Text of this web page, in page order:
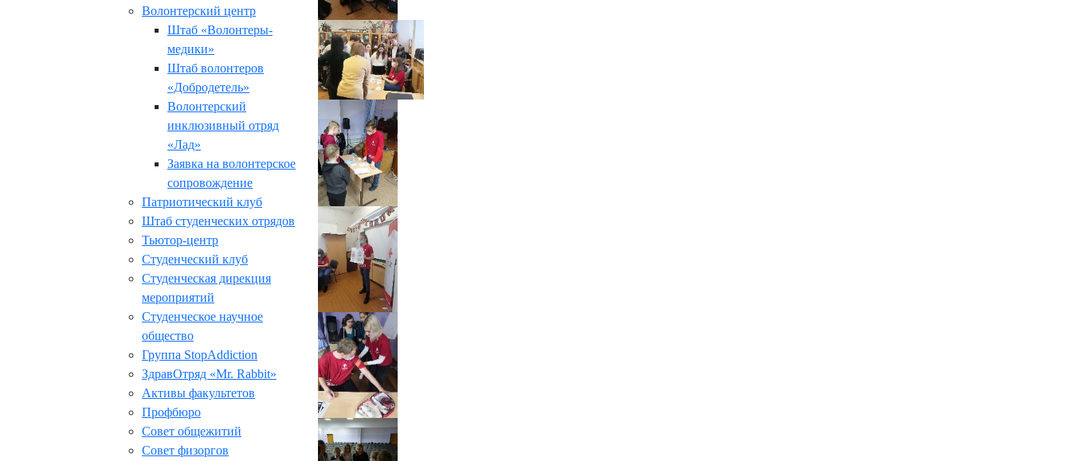
Волонтерский центр
Штаб «Волонтеры-
медики»
Штаб волонтеров
«Добродетель»
Волонтерский
инклюзивный отряд
«Лад»
Заявка на волонтерское
сопровождение
Патриотический клуб
Штаб студенческих отрядов
Тьютор-центр
Студенческий клуб
Студенческая дирекция
мероприятий
Студенческое научное
общество
Группа StopAddiction
ЗдравОтряд «Mr. Rabbit»
Активы факультетов
Профбюро
Совет общежитий
Совет физоргов